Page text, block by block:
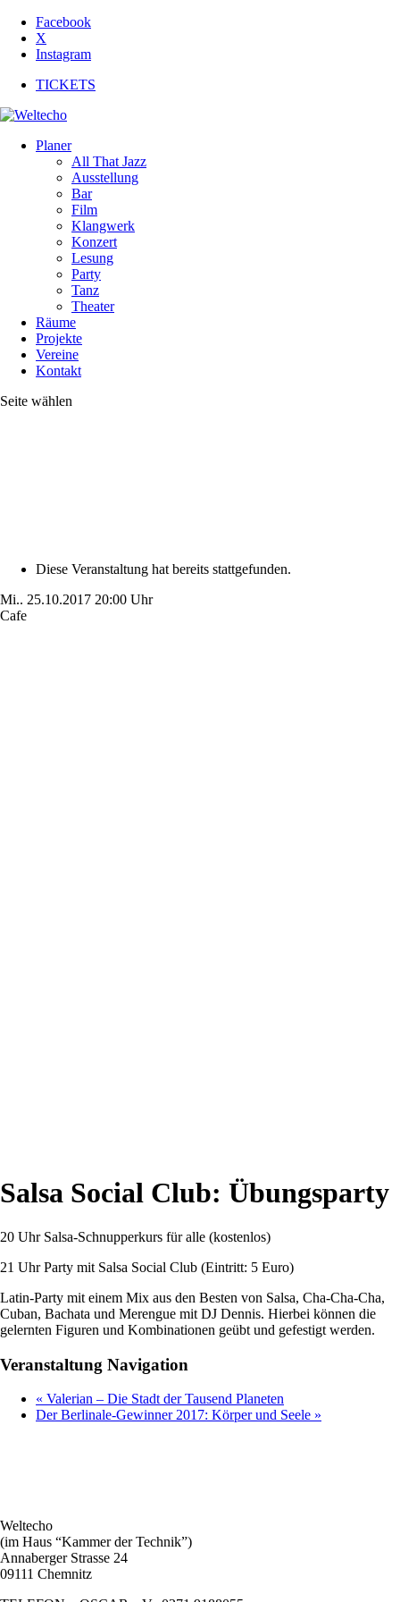
Facebook
X
Instagram
TICKETS
Planer
All That Jazz
Ausstellung
Bar
Film
Klangwerk
Konzert
Lesung
Party
Tanz
Theater
Räume
Projekte
Vereine
Kontakt
Seite wählen
Diese Veranstaltung hat bereits stattgefunden.
Mi.. 25.10.2017 20:00 Uhr
Cafe
Salsa Social Club: Übungsparty
20 Uhr Salsa-Schnupperkurs für alle (kostenlos)
21 Uhr Party mit Salsa Social Club (Eintritt: 5 Euro)
Latin-Party mit einem Mix aus den Besten von Salsa, Cha-Cha-Cha,
Cuban, Bachata und Merengue mit DJ Dennis. Hierbei können die
gelernten Figuren und Kombinationen geübt und gefestigt werden.
Veranstaltung Navigation
« Valerian – Die Stadt der Tausend Planeten
Der Berlinale-Gewinner 2017: Körper und Seele »
Weltecho
(im Haus “Kammer der Technik”)
Annaberger Strasse 24
09111 Chemnitz